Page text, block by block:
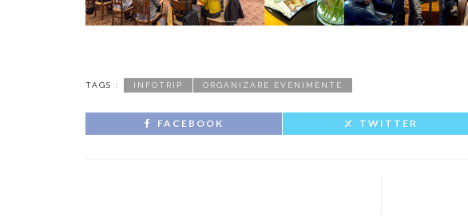
TAGS : INFOTRIP ORGANIZARE EVENIMENTE
FACEBOOK TWITTER